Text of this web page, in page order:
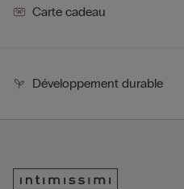
Carte cadeau
Développement durable